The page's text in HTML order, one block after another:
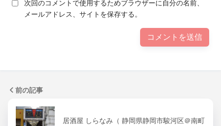
次回のコメントで使用するためブラウザーに自分の名前、
メールアドレス、サイトを保存する。
前の記事
居酒屋 しらなみ（ 静岡県静岡市駿河区＠南町